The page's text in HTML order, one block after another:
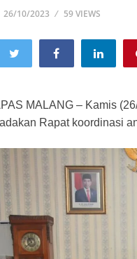
26/10/2023 59 VIEWS
MALANG – Kamis
Rapat koordinasi